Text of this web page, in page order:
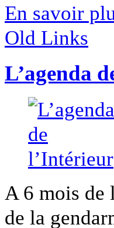
En savoir
Old Links
L’agenda
A 6 mois de
de la